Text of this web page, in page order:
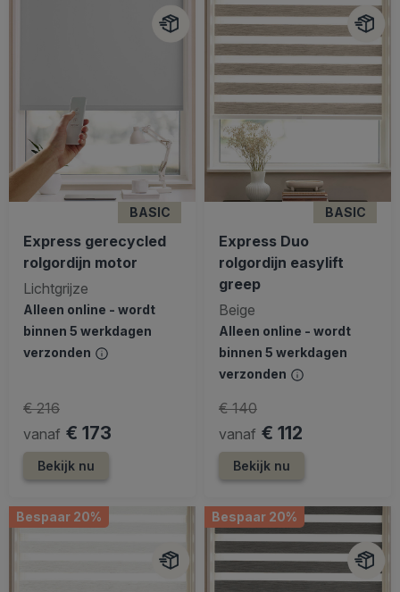
BASIC
Express gerecycled
rolgordijn motor
Lichtgrijze
Alleen online - wordt
binnen 5 werkdagen
verzonden
vanaf € 173
€ 216
Bekijk nu
BASIC
Express Duo
rolgordijn easylift
greep
Beige
Alleen online - wordt
binnen 5 werkdagen
verzonden
vanaf € 112
€ 140
Bekijk nu
Bespaar 20% Bespaar 20%